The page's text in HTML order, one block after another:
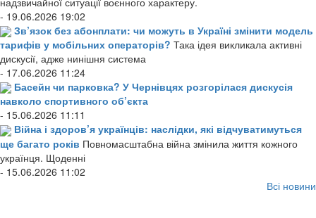
- 19.06.2026 19:02
Зв’язок без абонплати: чи можуть в Україні змінити модель
тарифів у мобільних операторів? Така ідея викликала активні
дискусії, адже нинішня система
- 17.06.2026 11:24
Басейн чи парковка? У Чернівцях розгорілася дискусія
навколо спортивного об’єкта
- 15.06.2026 11:11
Війна і здоров’я українців: наслідки, які відчуватимуться
ще багато років Повномасштабна війна змінила життя кожного
українця. Щоденні
- 15.06.2026 11:02
Всі новини